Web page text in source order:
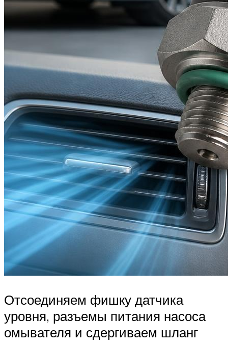
Отсоединяем фишку датчика
уровня, разъемы питания насоса
омывателя и сдергиваем шланг